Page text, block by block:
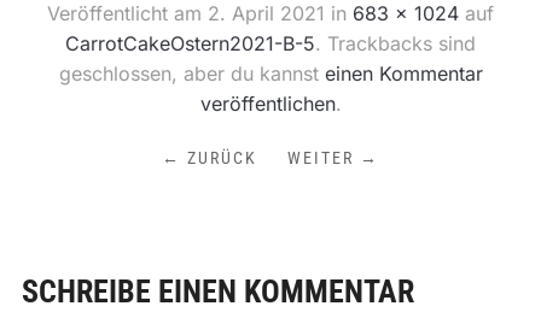
Veröffentlicht am 2. April 2021 in 683 × 1024 auf
CarrotCakeOstern2021-B-5. Trackbacks sind
geschlossen, aber du kannst einen Kommentar
veröffentlichen.
← ZURÜCK WEITER →
SCHREIBE EINEN KOMMENTAR